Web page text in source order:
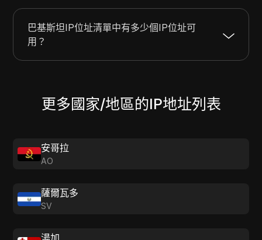
巴基斯坦IP位址清單中有多少個IP位址可
用？
更多國家/地區的IP地址列表
安哥拉
AO
薩爾瓦多
SV